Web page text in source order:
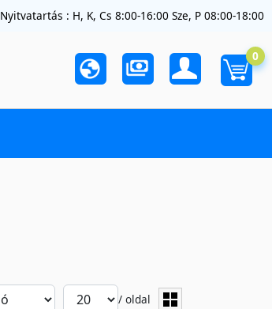
Nyitvatartás : H, K, Cs 8:00-16:00 Sze, P 08:00-18:00
0
/ oldal